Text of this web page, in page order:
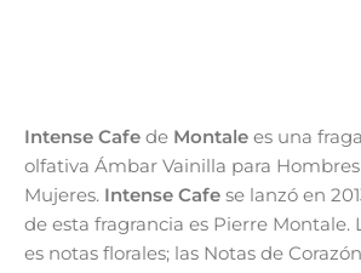
Intense Cafe de Montale es una
olfativa Ámbar Vainilla para
Mujeres. Intense Cafe se lanzó en
de esta fragrancia es Pierre Montale.
es notas florales; las Notas de